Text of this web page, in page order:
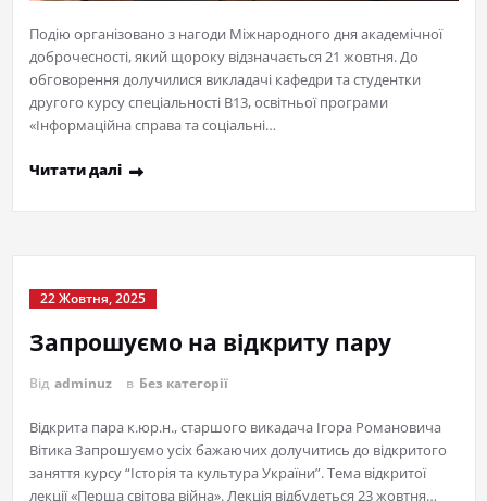
Подію організовано з нагоди Міжнародного дня академічної
доброчесності, який щороку відзначається 21 жовтня. До
обговорення долучилися викладачі кафедри та студентки
другого курсу спеціальності В13, освітньої програми
«Інформаційна справа та соціальні…
Читати далі
22 Жовтня, 2025
Запрошуємо на відкриту пару
Від adminuz в Без категорії
Відкрита пара к.юр.н., старшого викадача Ігора Романовича
Вітика Запрошуємо усіх бажаючих долучитись до відкритого
заняття курсу “Історія та культура України”. Тема відкритої
лекції «Перша світова війна». Лекція відбудеться 23 жовтня…